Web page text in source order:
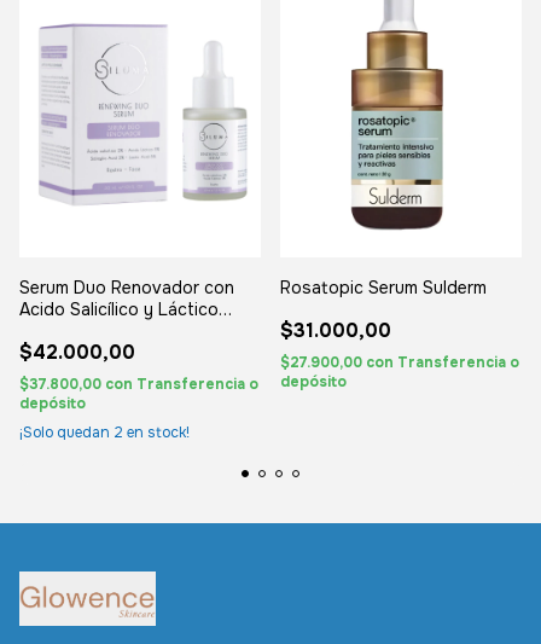
Serum Duo Renovador con
Acido Salicílico y Láctico
$42.000,00
$37.800,00 con Transferencia o
depósito
¡Solo quedan 2 en stock!
Rosatopic Serum Sulderm
$31.000,00
$27.900,00 con Transferencia o
depósito